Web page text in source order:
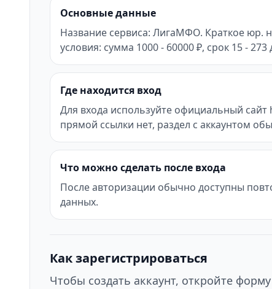
Основные данные
Название сервиса: ЛигаМФО. Краткое юр.
условия: сумма 1000 - 60000 ₽, срок 15 -
Где находится вход
Для входа используйте официальный
прямой ссылки нет, раздел с аккаунтом
Что можно сделать после входа
После авторизации обычно доступны
данных.
Как зарегистрироваться
Чтобы создать аккаунт, откройте